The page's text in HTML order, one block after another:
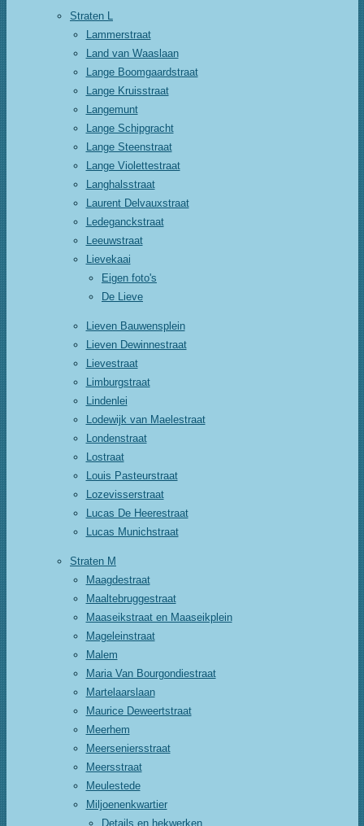
Straten L
Lammerstraat
Land van Waaslaan
Lange Boomgaardstraat
Lange Kruisstraat
Langemunt
Lange Schipgracht
Lange Steenstraat
Lange Violettestraat
Langhalsstraat
Laurent Delvauxstraat
Ledeganckstraat
Leeuwstraat
Lievekaai
Eigen foto's
De Lieve
Lieven Bauwensplein
Lieven Dewinnestraat
Lievestraat
Limburgstraat
Lindenlei
Lodewijk van Maelestraat
Londenstraat
Lostraat
Louis Pasteurstraat
Lozevisserstraat
Lucas De Heerestraat
Lucas Munichstraat
Straten M
Maagdestraat
Maaltebruggestraat
Maaseikstraat en Maaseikplein
Mageleinstraat
Malem
Maria Van Bourgondiestraat
Martelaarslaan
Maurice Deweertstraat
Meerhem
Meerseniersstraat
Meersstraat
Meulestede
Miljoenenkwartier
Details en hekwerken